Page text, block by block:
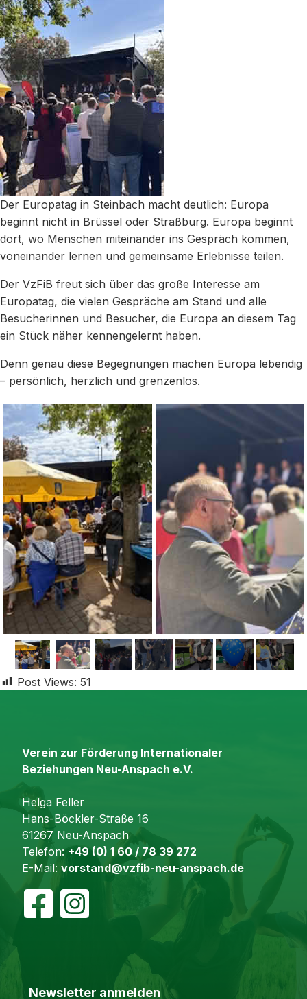
Der Europatag in Steinbach macht deutlich: Europa
beginnt nicht in Brüssel oder Straßburg. Europa beginnt
dort, wo Menschen miteinander ins Gespräch kommen,
voneinander lernen und gemeinsame Erlebnisse teilen.
Der VzFiB freut sich über das große Interesse am
Europatag, die vielen Gespräche am Stand und alle
Besucherinnen und Besucher, die Europa an diesem Tag
ein Stück näher kennengelernt haben.
Denn genau diese Begegnungen machen Europa lebendig
– persönlich, herzlich und grenzenlos.
Post Views: 51
Verein zur Förderung Internationaler
Beziehungen Neu-Anspach e.V.
Helga Feller
Hans-Böckler-Straße 16
61267 Neu-Anspach
Telefon: +49 (0) 1 60 / 78 39 272
E-Mail: vorstand@vzfib-neu-anspach.de
Newsletter anmelden